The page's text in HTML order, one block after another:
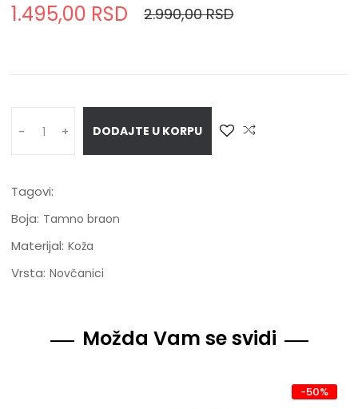
1.495,00 RSD
2.990,00 RSD
- + DODAJTE U KORPU
Tagovi:
Boja: Tamno braon
Materijal: Koža
Vrsta: Novčanici
Možda Vam se svidi
-50%